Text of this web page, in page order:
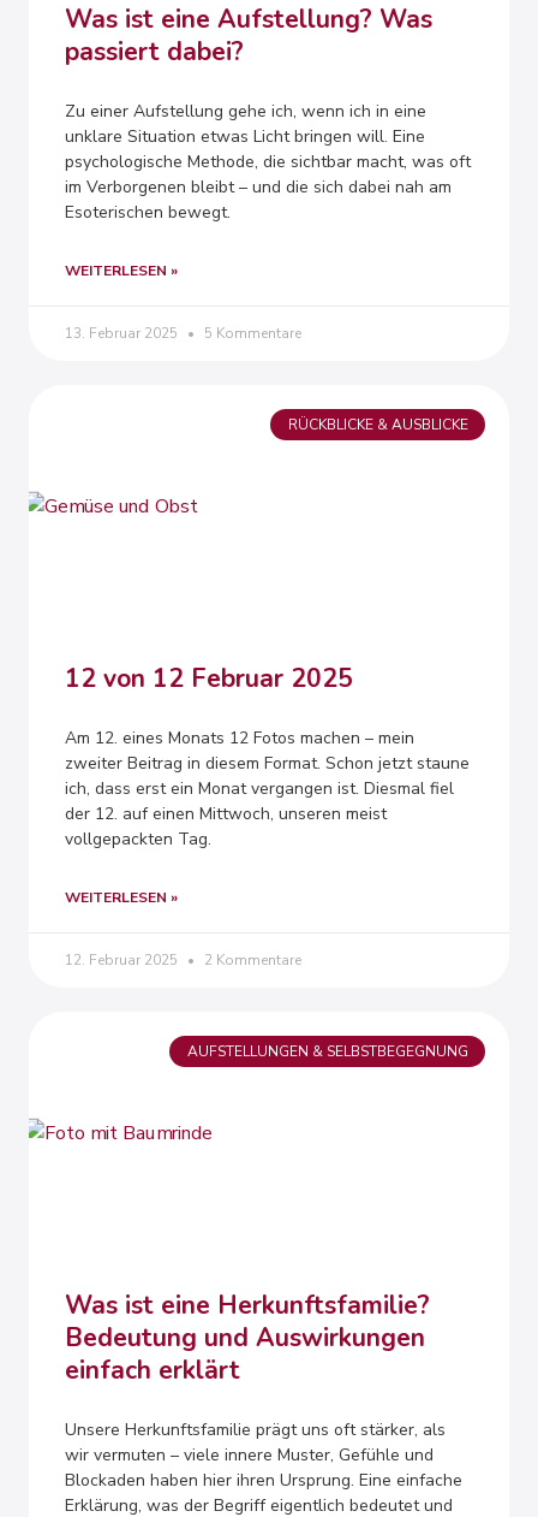
Was ist eine Aufstellung? Was
passiert dabei?
Zu einer Aufstellung gehe ich, wenn ich in eine
unklare Situation etwas Licht bringen will. Eine
psychologische Methode, die sichtbar macht, was oft
im Verborgenen bleibt – und die sich dabei nah am
Esoterischen bewegt.
WEITERLESEN »
13. Februar 2025 5 Kommentare
RÜCKBLICKE & AUSBLICKE
12 von 12 Februar 2025
Am 12. eines Monats 12 Fotos machen – mein
zweiter Beitrag in diesem Format. Schon jetzt staune
ich, dass erst ein Monat vergangen ist. Diesmal fiel
der 12. auf einen Mittwoch, unseren meist
vollgepackten Tag.
WEITERLESEN »
12. Februar 2025 2 Kommentare
AUFSTELLUNGEN & SELBSTBEGEGNUNG
Was ist eine Herkunftsfamilie?
Bedeutung und Auswirkungen
einfach erklärt
Unsere Herkunftsfamilie prägt uns oft stärker, als
wir vermuten – viele innere Muster, Gefühle und
Blockaden haben hier ihren Ursprung. Eine einfache
Erklärung, was der Begriff eigentlich bedeutet und